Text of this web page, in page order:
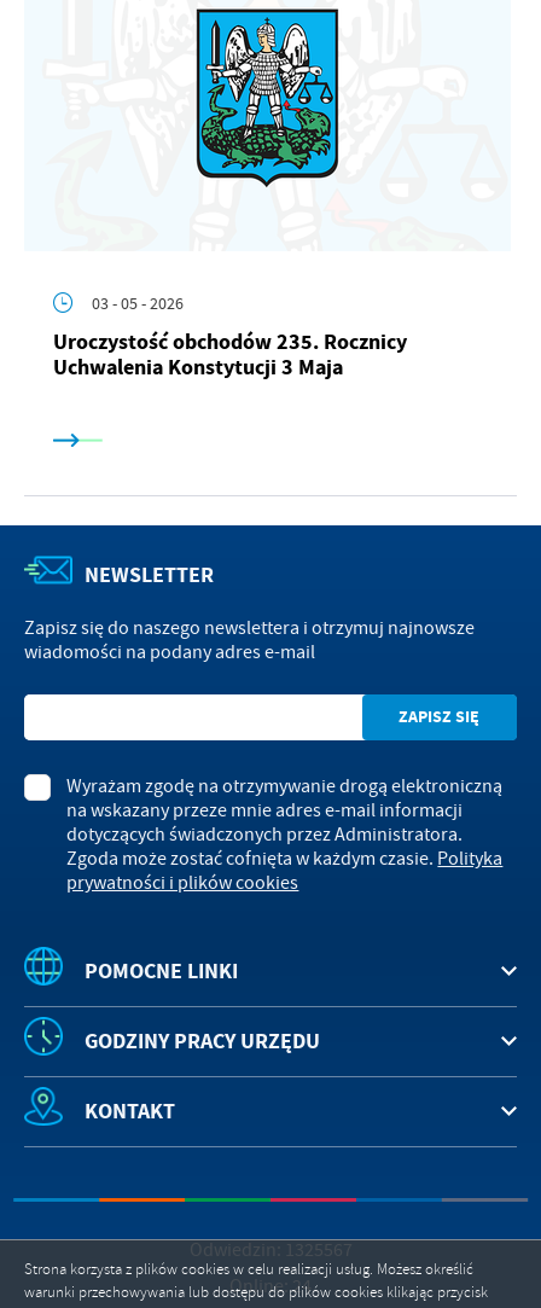
03 - 05 - 2026
Uroczystość obchodów 235. Rocznicy
Uchwalenia Konstytucji 3 Maja
POMOCNE LINKI
NEWSLETTER
Zapisz się do naszego newslettera i otrzymuj najnowsze
wiadomości na podany adres e-mail
Wyrażam zgodę na otrzymywanie drogą elektroniczną
na wskazany przeze mnie adres e-mail informacji
dotyczących świadczonych przez Administratora.
Zgoda może zostać cofnięta w każdym czasie. Polityka
prywatności i plików cookies
GODZINY PRACY URZĘDU
KONTAKT
Odwiedzin: 1325567
Online: 24
Strona korzysta z plików cookies w celu realizacji usług. Możesz określić
warunki przechowywania lub dostępu do plików cookies klikając przycisk